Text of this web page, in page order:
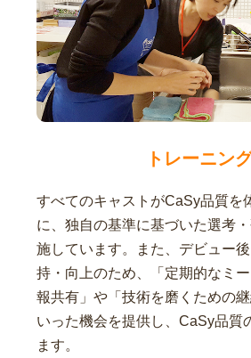
トレーニン
すべてのキャストがCaSy品質を
に、独自の基準に基づいた選考
施しています。また、デビュー
持・向上のため、「定期的なミ
報共有」や「技術を磨くための
いった機会を提供し、CaSy品質
ます。